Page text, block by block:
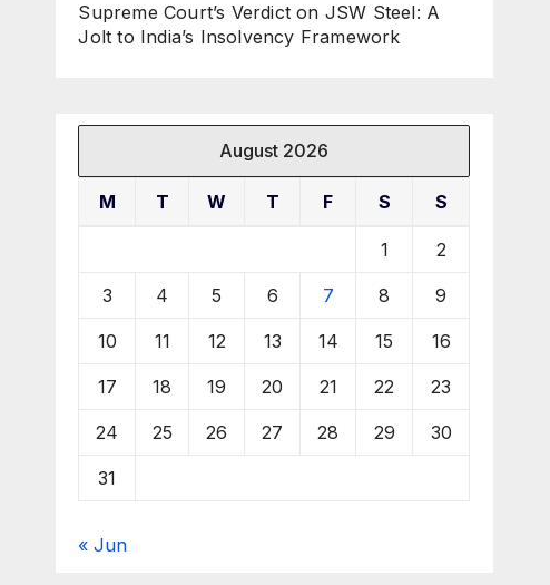
Supreme Court’s Verdict on JSW Steel: A
Jolt to India’s Insolvency Framework
August 2026
M T W T F S S
1 2
3 4 5 6 7 8 9
10 11 12 13 14 15 16
17 18 19 20 21 22 23
24 25 26 27 28 29 30
31
« Jun